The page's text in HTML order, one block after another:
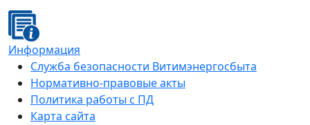
Информация
Служба безопасности Витимэнергосбыта
Нормативно-правовые акты
Политика работы с ПД
Карта сайта